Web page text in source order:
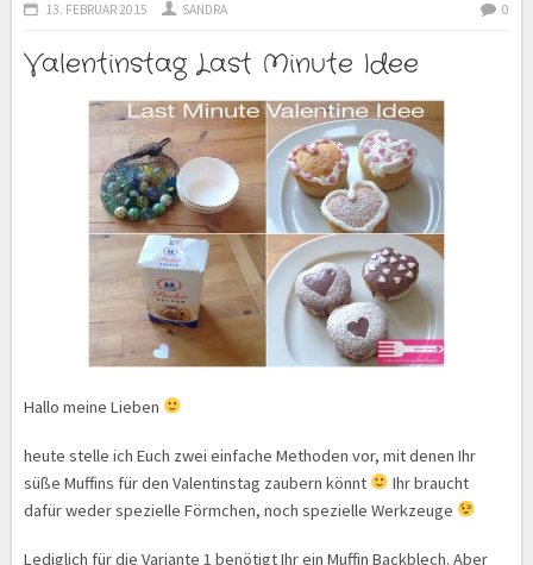
13. FEBRUAR 2015 SANDRA 0
Valentinstag Last Minute Idee
Hallo meine Lieben
heute stelle ich Euch zwei einfache Methoden vor, mit denen Ihr
süße Muffins für den Valentinstag zaubern könnt
Ihr braucht
dafür weder spezielle Förmchen, noch spezielle Werkzeuge
Lediglich für die Variante 1 benötigt Ihr ein Muffin Backblech. Aber